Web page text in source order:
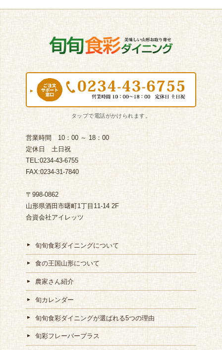
営業時間 10：00 ～ 18：00
定休日 土日祝
TEL:0234-43-6755
FAX:0234-31-7840
〒998-0862
山形県酒田市曙町1丁目11-14 2F
合資会社アイレッツ
旬旬食彩ダイニングについて
食の王国山形について
農家さん紹介
旬カレンダー
旬旬食彩ダイニングが選ばれる5つの理由
旬彩フレーバープラス